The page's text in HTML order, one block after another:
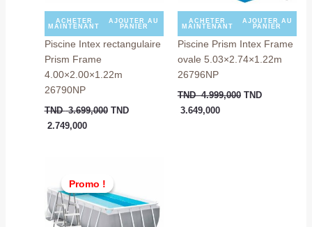
ACHETER
MAINTENANT
AJOUTER AU
PANIER
Piscine Intex rectangulaire
Prism Frame
4.00×2.00×1.22m
26790NP
TND3.699,000 TND
2.749,000
ACHETER
MAINTENANT
AJOUTER AU
PANIER
Piscine Prism Intex Frame
ovale 5.03×2.74×1.22m
26796NP
TND4.999,000 TND
3.649,000
Promo !
Promo !
initial
était :
TND
3.449,000.
actuel
est :
TND
2.349,000.